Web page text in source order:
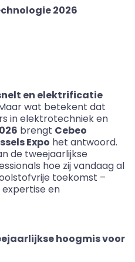
2026
en elektrificatie
wat betekent dat
in elektrotechniek en
brengt Cebeo
Expo het antwoord.
de tweejaarlijkse
hoe zij vandaag al
toekomst –
en
hoogmis voor